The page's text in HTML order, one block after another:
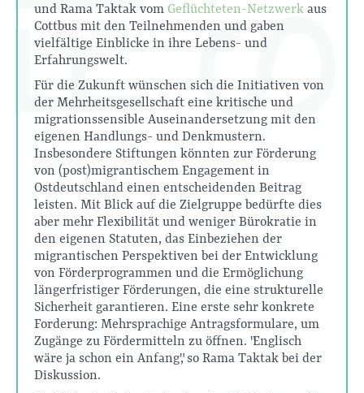
und Rama Taktak vom Geflüchteten-Netzwerk aus
Cottbus mit den Teilnehmenden und gaben
vielfältige Einblicke in ihre Lebens- und
Erfahrungswelt.
Für die Zukunft wünschen sich die Initiativen von
der Mehrheitsgesellschaft eine kritische und
migrationssensible Auseinandersetzung mit den
eigenen Handlungs- und Denkmustern.
Insbesondere Stiftungen könnten zur Förderung
von (post)migrantischem Engagement in
Ostdeutschland einen entscheidenden Beitrag
leisten. Mit Blick auf die Zielgruppe bedürfte dies
aber mehr Flexibilität und weniger Bürokratie in
den eigenen Statuten, das Einbeziehen der
migrantischen Perspektiven bei der Entwicklung
von Förderprogrammen und die Ermöglichung
längerfristiger Förderungen, die eine strukturelle
Sicherheit garantieren. Eine erste sehr konkrete
Forderung: Mehrsprachige Antragsformulare, um
Zugänge zu Fördermitteln zu öffnen. "Englisch
wäre ja schon ein Anfang", so Rama Taktak bei der
Diskussion.